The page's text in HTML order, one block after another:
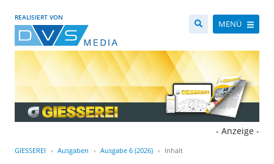
REALISIERT VON
MENÜ
- Anzeige -
GIESSEREI Ausgaben Ausgabe 6 (2026) Inhalt